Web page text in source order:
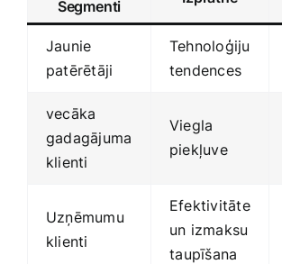
Segmenti
Jaunie
patērētāji
Tehnoloģiju
tendences
vecāka
gadagājuma
klienti
Viegla
piekļuve
Uzņēmumu
klienti
Efektivitāte
‌un ​izmaksu
⁢taupīšana